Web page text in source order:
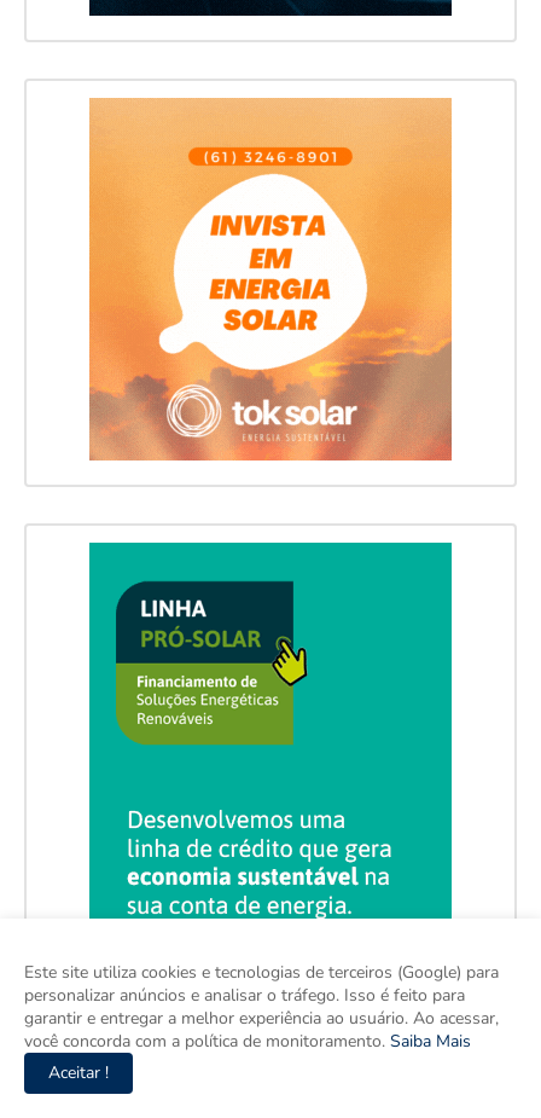
Este site utiliza cookies e tecnologias de terceiros (Google) para
personalizar anúncios e analisar o tráfego. Isso é feito para
garantir e entregar a melhor experiência ao usuário. Ao acessar,
você concorda com a política de monitoramento. Saiba Mais
Aceitar !